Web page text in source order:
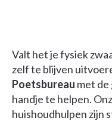
Valt het je fysiek
zelf te blijven
Poetsbureau met de
handje te helpen.
huishoudhulpen zijn